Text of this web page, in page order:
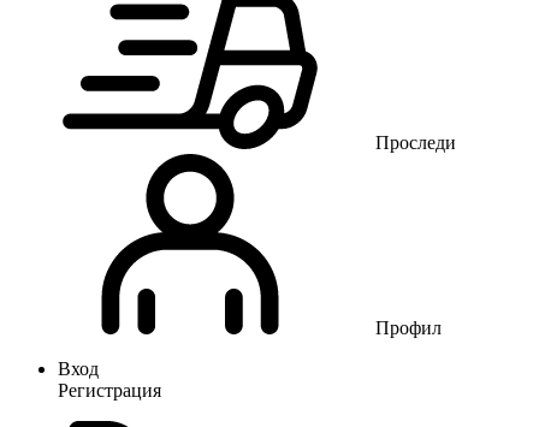
Проследи
Профил
Вход
Регистрация